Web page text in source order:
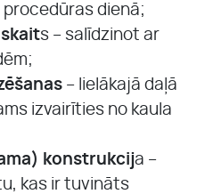
dienā;
s – salīdzinot ar
– lielākajā daļā
izvairīties no kaula
konstrukcija –
kas ir tuvināts